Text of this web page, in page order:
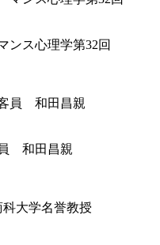
ンス心理学第32回
和田昌親